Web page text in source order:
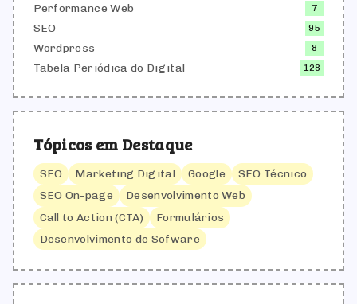
Performance Web 7
SEO 95
Wordpress 8
Tabela Periódica do Digital 128
Tópicos em Destaque
SEO Marketing Digital Google
SEO Técnico
SEO On-page
Desenvolvimento Web
Call to Action (CTA)
Formulários
Desenvolvimento de Sofware